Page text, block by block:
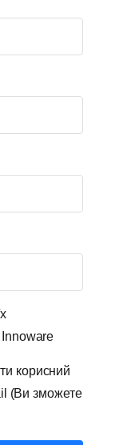
корисний
(Ви зможете